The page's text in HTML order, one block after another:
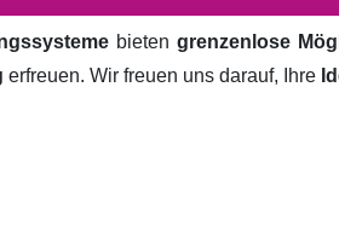
bietengrenzenlose
erfreuen. Wir freuen uns darauf, Ihre